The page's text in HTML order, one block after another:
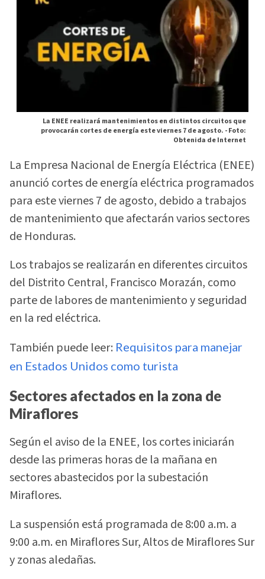
La ENEE realizará mantenimientos en distintos circuitos que
provocarán cortes de energía este viernes 7 de agosto. -Foto:
Obtenida de Internet
La Empresa Nacional de Energía Eléctrica (ENEE)
anunció cortes de energía eléctrica programados
para este viernes 7 de agosto, debido a trabajos
de mantenimiento que afectarán varios sectores
de Honduras.
Los trabajos se realizarán en diferentes circuitos
del Distrito Central, Francisco Morazán, como
parte de labores de mantenimiento y seguridad
en la red eléctrica.
También puede leer: Requisitos para manejar
en Estados Unidos como turista
Sectores afectados en la zona de
Miraflores
Según el aviso de la ENEE, los cortes iniciarán
desde las primeras horas de la mañana en
sectores abastecidos por la subestación
Miraflores.
La suspensión está programada de 8:00 a.m. a
9:00 a.m. en Miraflores Sur, Altos de Miraflores Sur
y zonas aledañas.